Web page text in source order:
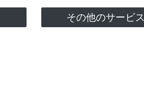
その他のサービス